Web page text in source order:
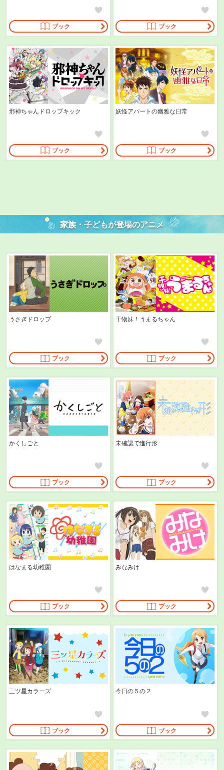
ブック ブック
邪神ちゃんドロップキック
ブック
妖怪アパートの幽雅な日常
ブック
家族・子どもが登場のアニメ
うさぎドロップ
ブック
干物妹！うまるちゃん
ブック
かくしごと
ブック
未確認で進行形
ブック
はなまる幼稚園
ブック
みなみけ
ブック
三ツ星カラーズ
ブック
今日の５の２
ブック